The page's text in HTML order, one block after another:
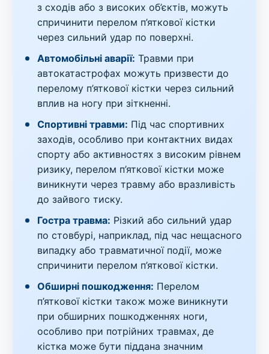
з сходів або з високих об’єктів, можуть
спричинити перелом п’яткової кістки
через сильний удар по поверхні.
Автомобільні аварії: Травми при
автокатастрофах можуть призвести до
перелому п’яткової кістки через сильний
вплив на ногу при зіткненні.
Спортивні травми: Під час спортивних
заходів, особливо при контактних видах
спорту або активностях з високим рівнем
ризику, перелом п’яткової кістки може
виникнути через травму або вразливість
до зайвого тиску.
Гостра травма: Різкий або сильний удар
по стовбурі, наприклад, під час нещасного
випадку або травматичної події, може
спричинити перелом п’яткової кістки.
Обширні пошкодження: Перелом
п’яткової кістки також може виникнути
при обширних пошкодженнях ноги,
особливо при потрійних травмах, де
кістка може бути піддана значним